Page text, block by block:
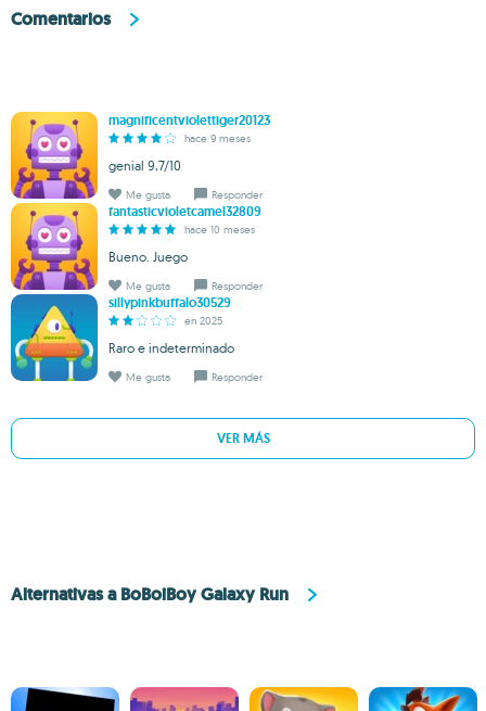
Comentarios
magnificentviolettiger20123
hace 9 meses
genial 9,7/10
Me gusta Responder
fantasticvioletcamel32809
hace 10 meses
Bueno. Juego
Me gusta Responder
sillypinkbuffalo30529
en 2025
Raro e indeterminado
Me gusta Responder
VER MÁS
Alternativas a BoBoiBoy Galaxy Run